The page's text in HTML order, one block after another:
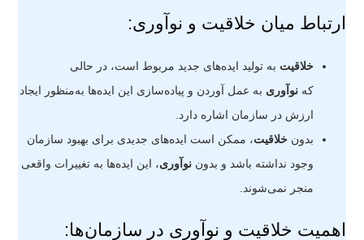
ارتباط میان خلاقیت و نوآوری:
خلاقیت به تولید ایده‌های جدید مربوط است، در حالی
کهنوآوری به عمل آوردن و پیاده‌سازی این ایده‌ها به‌منظور ایجاد
ارزش در سازمان اشاره دارد.
بدونخلاقیت، ممکن است ایده‌های جدیدی برای بهبود سازمان
وجود نداشته باشد و بدوننوآوری، این ایده‌ها به تغییرات واقعی
منجر نمی‌شوند.
اهمیت خلاقیت و نوآوری در سازمان‌ها: